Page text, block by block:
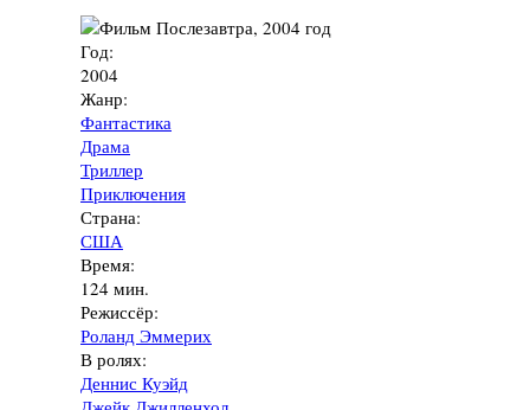
Год:
2004
Жанр:
Фантастика
Драма
Триллер
Приключения
Страна:
США
Время:
124 мин.
Режиссёр:
Роланд Эммерих
В ролях:
Деннис Куэйд